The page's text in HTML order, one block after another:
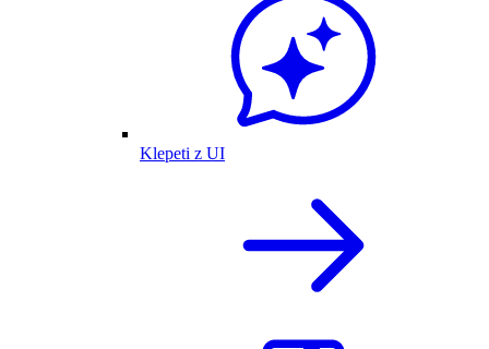
Klepeti z UI